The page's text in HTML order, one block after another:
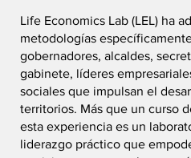
Life Economics Lab (LEL) ha
metodologías
gobernadores, alcaldes,
gabinete, líderes
sociales que impulsan el
territorios. Más que un curso
esta experiencia es un
liderazgo práctico que